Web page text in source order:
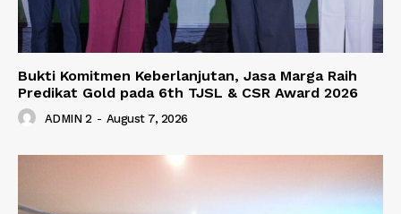
Bukti Komitmen Keberlanjutan, Jasa Marga Raih
Predikat Gold pada 6th TJSL & CSR Award 2026
ADMIN 2 - August 7, 2026